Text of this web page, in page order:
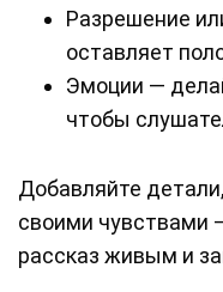
Разрешение
оставляет
Эмоции —
чтобы
Добавляйте
своими чувствами
рассказ живым и